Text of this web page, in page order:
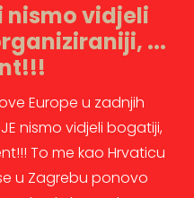
nismo vidjeli
...
Europe u zadnjih
nismo vidjeli bogatiji,
To me kao Hrvaticu
u Zagrebu ponovo